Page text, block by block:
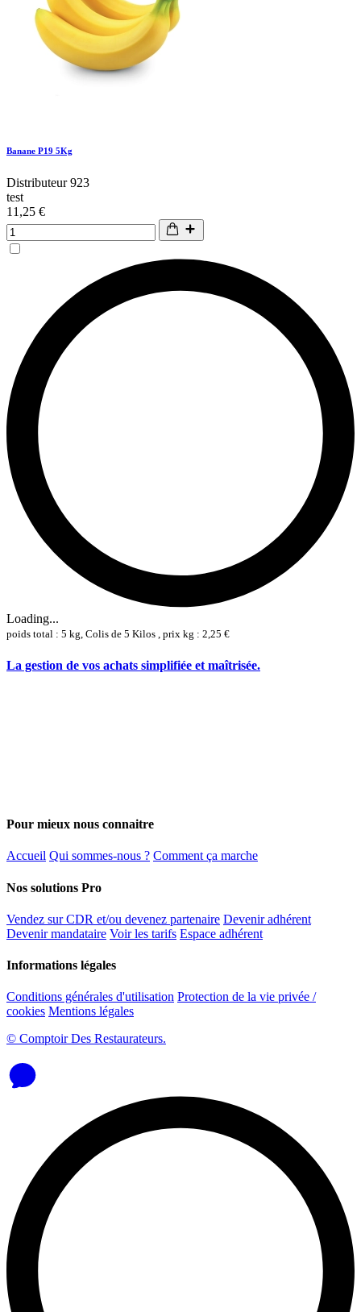
Banane P19 5Kg
Distributeur 923
test
11,25 €
Loading...
poids total : 5 kg, Colis de 5 Kilos , prix kg : 2,25 €
La gestion de vos achats simplifiée et maîtrisée.
Pour mieux nous connaitre
Accueil Qui sommes-nous ? Comment ça marche
Nos solutions Pro
Vendez sur CDR et/ou devenez partenaire Devenir adhérent
Devenir mandataire Voir les tarifs Espace adhérent
Informations légales
Conditions générales d'utilisation Protection de la vie privée /
cookies Mentions légales
© Comptoir Des Restaurateurs.